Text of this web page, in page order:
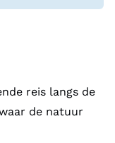
reis langs de
de natuur